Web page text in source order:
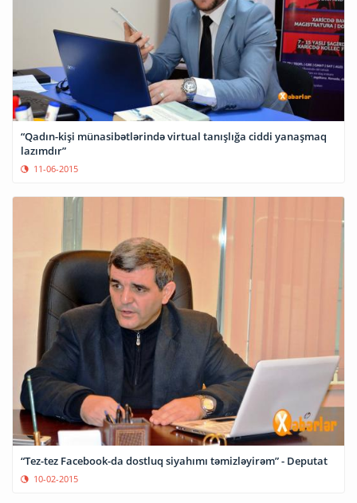
“Qadın-kişi münasibətlərində virtual tanışlığa ciddi yanaşmaq
lazımdır”
11-06-2015
“Tez-tez Facebook-da dostluq siyahımı təmizləyirəm” - Deputat
10-02-2015